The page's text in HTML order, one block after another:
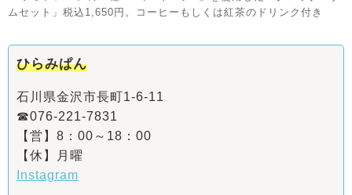
ムセット」税込1,650円。コーヒーもしくは紅茶のドリンク付き
ひらみぱん
石川県金沢市長町1-6-11
☎076-221-7831
【営】8：00～18：00
【休】月曜
Instagram